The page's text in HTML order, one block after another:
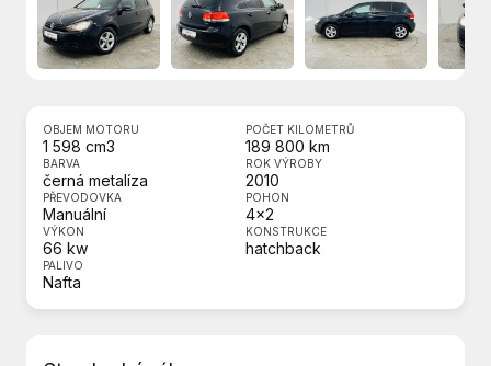
OBJEM MOTORU
1 598 cm3
POČET KILOMETRŮ
189 800 km
BARVA
černá metalíza
ROK VÝROBY
2010
PŘEVODOVKA
Manuální
POHON
4x2
VÝKON
66 kw
KONSTRUKCE
hatchback
PALIVO
Nafta